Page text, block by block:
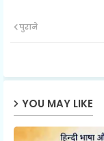
पुराने
YOU MAY LIKE